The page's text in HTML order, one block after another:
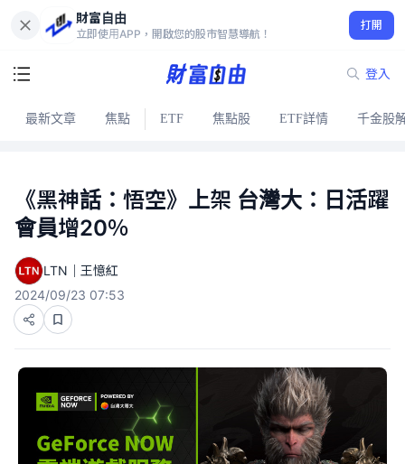
財富自由
立即使用APP，開啟您的股市智慧導航！
打開
登入
最新文章 焦點 ETF 焦點股 ETF詳情 千金股
《黑神話：悟空》上架 台灣大：日活躍
會員增20％
LTN｜王憶紅
2024/09/23 07:53